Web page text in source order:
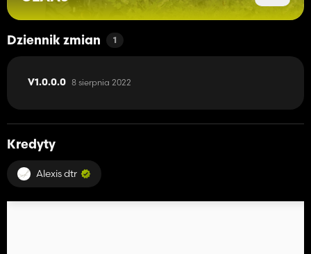
Dziennik zmian 1
V1.0.0.0 8 sierpnia 2022
Kredyty
Alexis dtr